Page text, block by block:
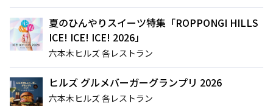
夏のひんやりスイーツ特集「ROPPONGI HILLS
ICE! ICE! ICE! 2026」
六本木ヒルズ 各レストラン
ヒルズ グルメバーガーグランプリ 2026
六本木ヒルズ 各レストラン